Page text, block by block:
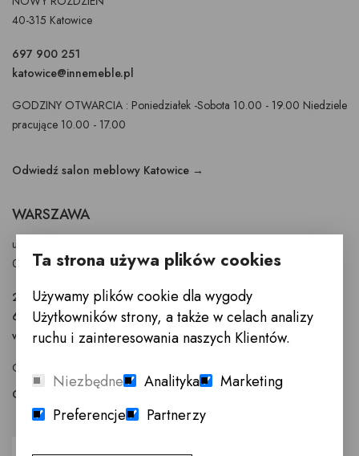
40-315 Katowice
697 900 251
katowice@innemeble.pl
GODZINY OTWARCIA : Poniedziałek -Sobota 10.00 - 19.00 Niedziele
pracujące 10.00 - 17.00
Odwiedź salon meblowy Katowice →
WARSZAWA
ul. Puławska 326 - budynek Enel-Med
02-819 Warszawa
22 855 40 97
601 777 299
warszawa@innemeble.pl
GODZINY OTWARCIA : Poniedziałek -Sobota 10.00 - 18.00
Odwiedź salon meblowy Warszawa →
Ta strona używa plików cookies
Używamy plików cookie dla wygody
Użytkowników strony, a także w celach analizy
ruchu i zainteresowania naszych Klientów.
Niezbędne Analityka
Marketing
Preferencje
Partnerzy